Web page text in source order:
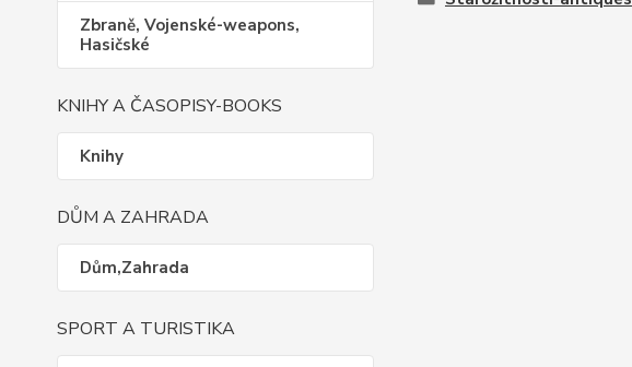
Zbraně, Vojenské-weapons,
Hasičské
KNIHY A ČASOPISY-BOOKS
Knihy
DŮM A ZAHRADA
Dům,Zahrada
SPORT A TURISTIKA